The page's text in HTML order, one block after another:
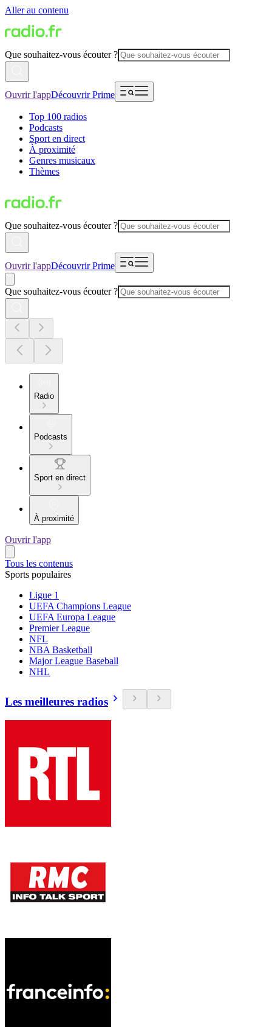
Aller au contenu
Que souhaitez-vous écouter ?
Ouvrir l'appDécouvrir Prime
Top 100 radios
Podcasts
Sport en direct
À proximité
Genres musicaux
Thèmes
Que souhaitez-vous écouter ?
Ouvrir l'appDécouvrir Prime
Que souhaitez-vous écouter ?
Radio
Podcasts
Sport en direct
À proximité
Ouvrir l'app
Tous les contenus
Sports populaires
Ligue 1
UEFA Champions League
UEFA Europa League
Premier League
NFL
NBA Basketball
Major League Baseball
NHL
Les meilleures radios